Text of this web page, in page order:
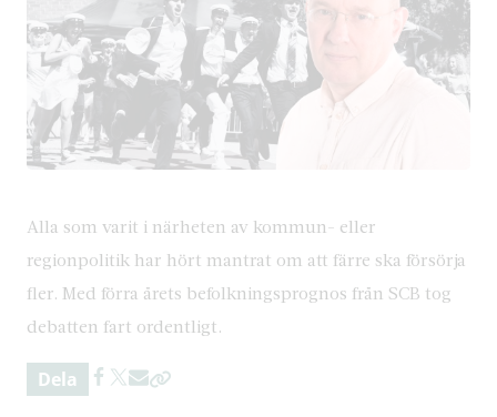
Alla som varit i närheten av kommun- eller
regionpolitik har hört mantrat om att färre ska försörja
fler. Med förra årets befolkningsprognos från SCB tog
debatten fart ordentligt.
Dela